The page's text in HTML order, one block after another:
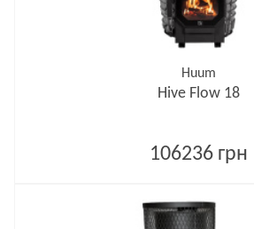
Huum
Hive Flow 18
106236 грн